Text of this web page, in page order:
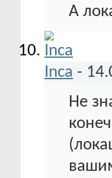
А
Inca -
Не